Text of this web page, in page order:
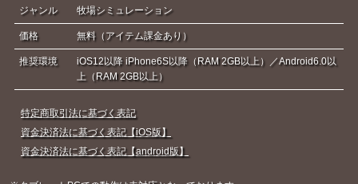
ジャンル 牧場シミュレーション
価格 無料（アイテム課金あり）
推奨環境
iOS12以降 iPhone6S以降（RAM 2GB以上）／Android6.0以
上（RAM 2GB以上）
特定商取引法に基づく表記
資金決済法に基づく表記【iOS版】
資金決済法に基づく表記【android版】